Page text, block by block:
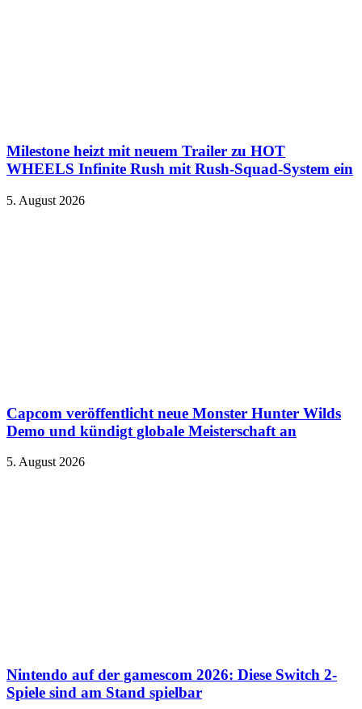
Milestone heizt mit neuem Trailer zu HOT
WHEELS Infinite Rush mit Rush-Squad-System ein
5. August 2026
Capcom veröffentlicht neue Monster Hunter Wilds
Demo und kündigt globale Meisterschaft an
5. August 2026
Nintendo auf der gamescom 2026: Diese Switch 2-
Spiele sind am Stand spielbar